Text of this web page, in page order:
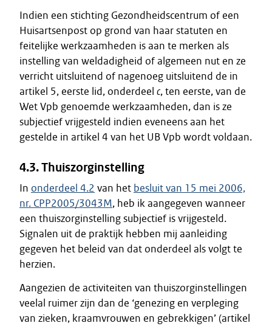
Indien een stichting Gezondheidscentrum of een
Huisartsenpost op grond van haar statuten en
feitelijke werkzaamheden is aan te merken als
instelling van weldadigheid of algemeen nut en ze
verricht uitsluitend of nagenoeg uitsluitend de in
artikel 5, eerste lid, onderdeel c, ten eerste, van de
Wet Vpb genoemde werkzaamheden, dan is ze
subjectief vrijgesteld indien eveneens aan het
gestelde in artikel 4 van het UB Vpb wordt voldaan.
4.3. Thuiszorginstelling
In onderdeel 4.2 van het besluit van 15 mei 2006,
nr. CPP2005/3043M, heb ik aangegeven wanneer
een thuiszorginstelling subjectief is vrijgesteld.
Signalen uit de praktijk hebben mij aanleiding
gegeven het beleid van dat onderdeel als volgt te
herzien.
Aangezien de activiteiten van thuiszorginstellingen
veelal ruimer zijn dan de ‘genezing en verpleging
van zieken, kraamvrouwen en gebrekkigen’ (artikel